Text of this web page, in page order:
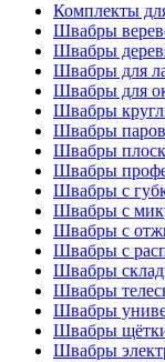
Комплекты
Швабры
Швабры
Швабры для
Швабры для
Швабры
Швабры
Швабры
Швабры
Швабры с
Швабры с
Швабры с
Швабры с
Швабры
Швабры
Швабры
Швабры
Швабры